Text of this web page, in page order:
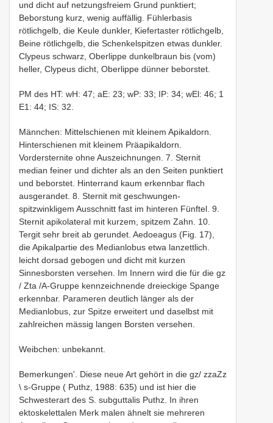
und dicht auf netzungsfreiem Grund punktiert;
Beborstung kurz, wenig auffällig. Fühlerbasis
rötlichgelb, die Keule dunkler, Kiefertaster rötlichgelb,
Beine rötlichgelb, die Schenkelspitzen etwas dunkler.
Clypeus schwarz, Oberlippe dunkelbraun bis (vom)
heller, Clypeus dicht, Oberlippe dünner beborstet.
PM des HT: wH: 47; aE: 23; wP: 33; IP: 34; wEl: 46; 1
E1: 44; IS: 32.
Männchen: Mittelschienen mit kleinem Apikaldorn.
Hinterschienen mit kleinem Präapikaldorn.
Vordersternite ohne Auszeichnungen. 7. Sternit
median feiner und dichter als an den Seiten punktiert
und beborstet. Hinterrand kaum erkennbar flach
ausgerandet. 8. Sternit mit geschwungen-
spitzwinkligem Ausschnitt fast im hinteren Fünftel. 9.
Sternit apikolateral mit kurzem, spitzem Zahn. 10.
Tergit sehr breit ab­ gerundet. Aedoeagus (Fig. 17),
die Apikalpartie des Medianlobus etwa lanzettlich.
leicht dorsad gebogen und dicht mit kurzen
Sinnesborsten versehen. Im Innern wird die für die gz
/ Zta /A-Gruppe kennzeichnende dreieckige Spange
erkennbar. Parameren deutlich länger als der
Medianlobus, zur Spitze erweitert und daselbst mit
zahlreichen mässig langen Borsten versehen.
Weibchen: unbekannt.
Bemerkungen'. Diese neue Art gehört in die gz/ zzaZz
\ s-Gruppe ( Puthz, 1988: 635) und ist hier die
Schwesterart des S. subguttalis Puthz. In ihren
ektoskelettalen Merk­ malen ähnelt sie mehreren